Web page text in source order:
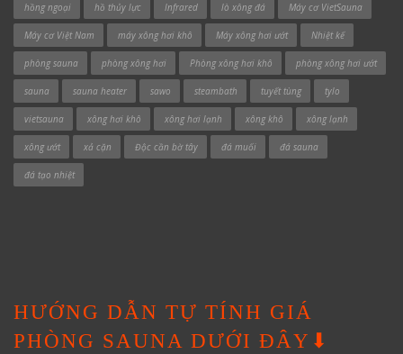
hồng ngoại hồ thủy lực Infrared lò xông đá Máy cơ VietSauna
Máy cơ Việt Nam máy xông hơi khô Máy xông hơi ướt Nhiệt kế
phòng sauna phòng xông hơi Phòng xông hơi khô phòng xông hơi ướt
sauna sauna heater sawo steambath tuyết tùng tylo
vietsauna xông hơi khô xông hơi lạnh xông khô xông lạnh
xông ướt xả cặn Độc cần bờ tây đá muối đá sauna
đá tạo nhiệt
HƯỚNG DẪN TỰ TÍNH GIÁ
PHÒNG SAUNA DƯỚI ĐÂY⬇